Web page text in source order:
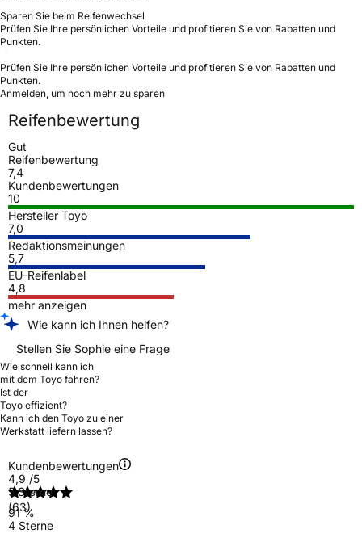
Sparen Sie beim Reifenwechsel
Prüfen Sie Ihre persönlichen Vorteile und profitieren Sie von Rabatten und
Punkten.
Prüfen Sie Ihre persönlichen Vorteile und profitieren Sie von Rabatten und
Punkten.
Anmelden, um noch mehr zu sparen
Reifenbewertung
Gut
Reifenbewertung
7,4
Kundenbewertungen
10
Hersteller Toyo
7,0
Redaktionsmeinungen
5,7
EU-Reifenlabel
4,8
mehr anzeigen
Wie kann ich Ihnen helfen?
Stellen Sie Sophie eine Frage
Wie schnell kann ich
mit dem Toyo fahren?
Ist der
Toyo effizient?
Kann ich den Toyo zu einer
Werkstatt liefern lassen?
Kundenbewertungen
4,9 /5
(63)
5 Sterne
91 %
4 Sterne